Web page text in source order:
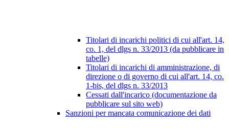
Titolari di incarichi politici di cui all'art. 14,
co. 1, del dlgs n. 33/2013 (da pubblicare in
tabelle)
Titolari di incarichi di amministrazione, di
direzione o di governo di cui all'art. 14, co.
1-bis, del dlgs n. 33/2013
Cessati dall'incarico (documentazione da
pubblicare sul sito web)
Sanzioni per mancata comunicazione dei dati